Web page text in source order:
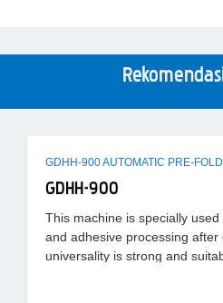
GDHH-900
This machine is specially
and adhesive processing after
universality is strong and